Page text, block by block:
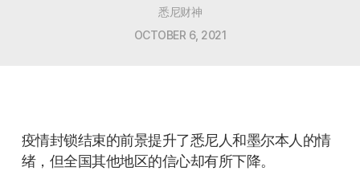
悉尼财神
OCTOBER 6, 2021
疫情封锁结束的前景提升了悉尼人和墨尔本人的情
绪，但全国其他地区的信心却有所下降。